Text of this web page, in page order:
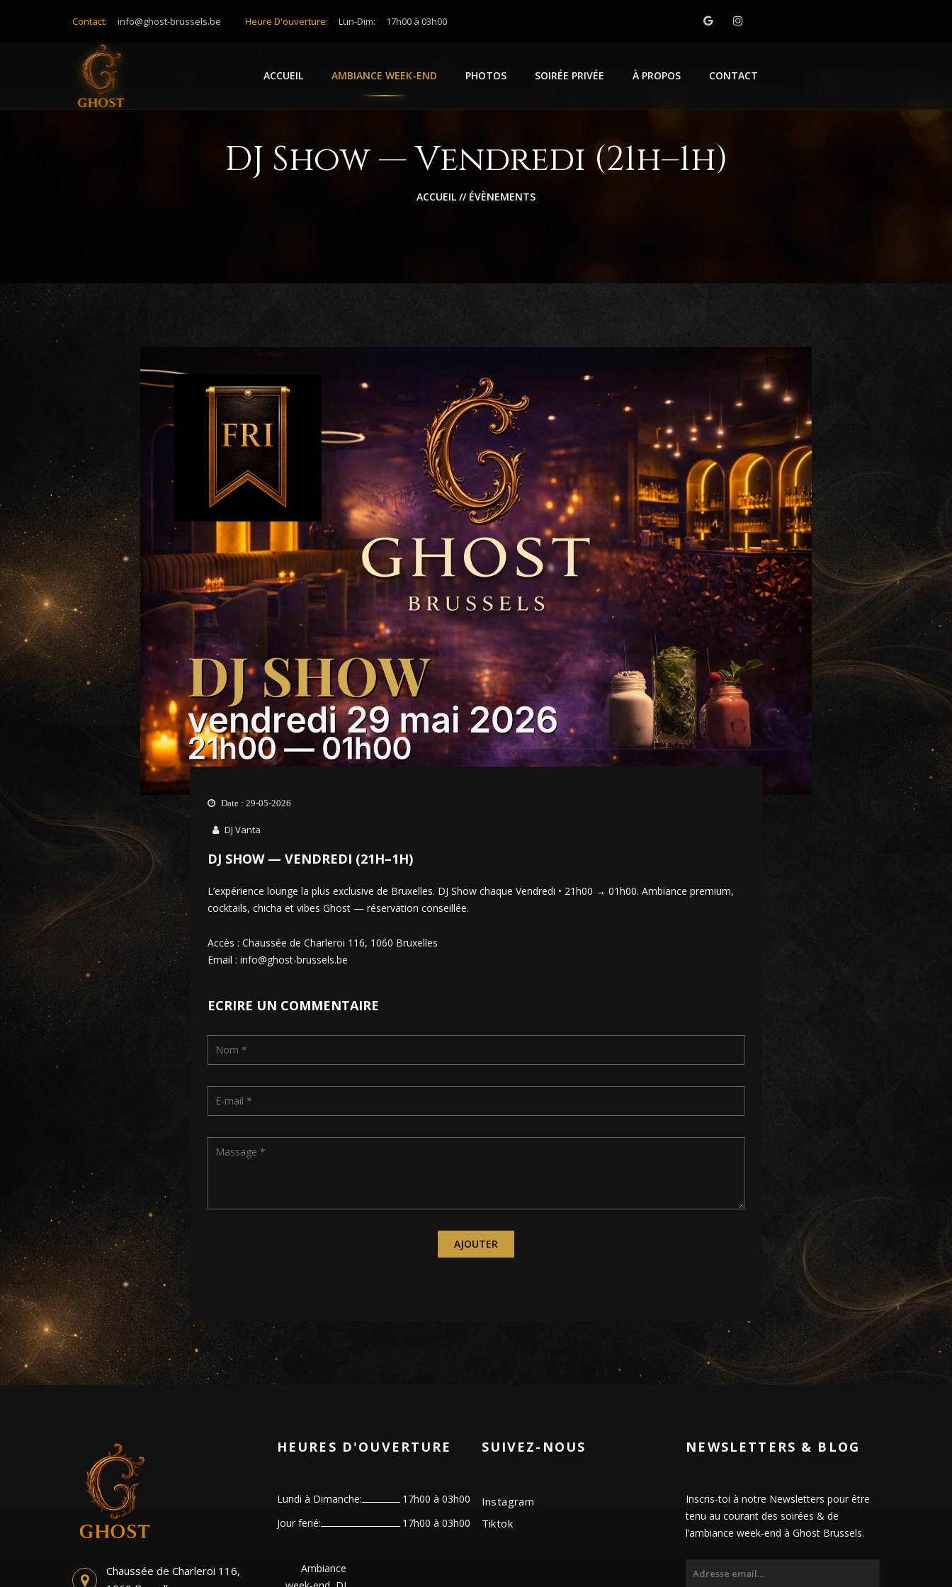
Contact: info@ghost-brussels.be Heure D'ouverture: Lun-Dim: 17h00 à 03h00
ACCUEIL AMBIANCE WEEK-END PHOTOS SOIRÉE PRIVÉE À PROPOS CONTACT
DJ Show — Vendredi (21h–1h)
ACCUEIL // ÉVÈNEMENTS
Date : 29-05-2026
DJ Vanta
DJ SHOW — VENDREDI (21H–1H)
L’expérience lounge la plus exclusive de Bruxelles. DJ Show chaque Vendredi • 21h00 → 01h00. Ambiance premium,
cocktails, chicha et vibes Ghost — réservation conseillée.
Accès : Chaussée de Charleroi 116, 1060 Bruxelles
Email : info@ghost-brussels.be
ECRIRE UN COMMENTAIRE
AJOUTER
Chaussée de Charleroi 116,
HEURES D'OUVERTURE
Lundi à Dimanche:
17h00 à 03h00
Jour ferié:
17h00 à 03h00
Ambiance
SUIVEZ-NOUS
Instagram
Tiktok
NEWSLETTERS & BLOG
Inscris-toi à notre Newsletters pour être
tenu au courant des soirées & de
l’ambiance week-end à Ghost Brussels.